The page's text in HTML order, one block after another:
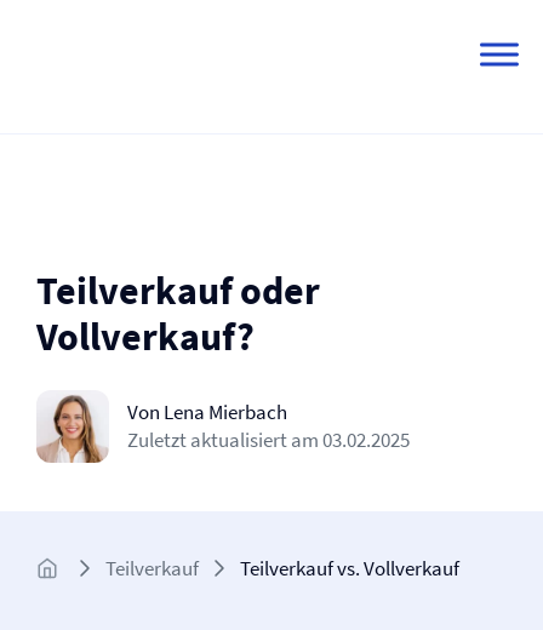
Teilverkauf oder
Vollverkauf?
Von Lena Mierbach
Zuletzt aktualisiert am03.02.2025
Teilverkauf Teilverkauf vs. Vollverkauf